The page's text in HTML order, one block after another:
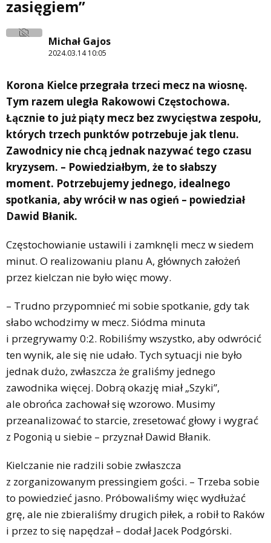
zasięgiem”
Michał Gajos
2024.03.14 10:05
Korona Kielce przegrała trzeci mecz na wiosnę.
Tym razem uległa Rakowowi Częstochowa.
Łącznie to już piąty mecz bez zwycięstwa zespołu,
których trzech punktów potrzebuje jak tlenu.
Zawodnicy nie chcą jednak nazywać tego czasu
kryzysem. – Powiedziałbym, że to słabszy
moment. Potrzebujemy jednego, idealnego
spotkania, aby wrócił w nas ogień – powiedział
Dawid Błanik.
Częstochowianie ustawili i zamknęli mecz w siedem
minut. O realizowaniu planu A, głównych założeń
przez kielczan nie było więc mowy.
– Trudno przypomnieć mi sobie spotkanie, gdy tak
słabo wchodzimy w mecz. Siódma minuta
i przegrywamy 0:2. Robiliśmy wszystko, aby odwrócić
ten wynik, ale się nie udało. Tych sytuacji nie było
jednak dużo, zwłaszcza że graliśmy jednego
zawodnika więcej. Dobrą okazję miał „Szyki”,
ale obrońca zachował się wzorowo. Musimy
przeanalizować to starcie, zresetować głowy i wygrać
z Pogonią u siebie – przyznał Dawid Błanik.
Kielczanie nie radzili sobie zwłaszcza
z zorganizowanym pressingiem gości. – Trzeba sobie
to powiedzieć jasno. Próbowaliśmy więc wydłużać
grę, ale nie zbieraliśmy drugich piłek, a robił to Raków
i przez to się napędzał – dodał Jacek Podgórski.